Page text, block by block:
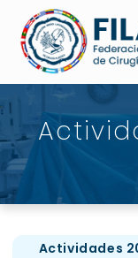
Actividades